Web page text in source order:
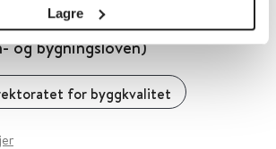
Lagre
for kommunalt tilsyn
og bygningsloven)
for byggkvalitet